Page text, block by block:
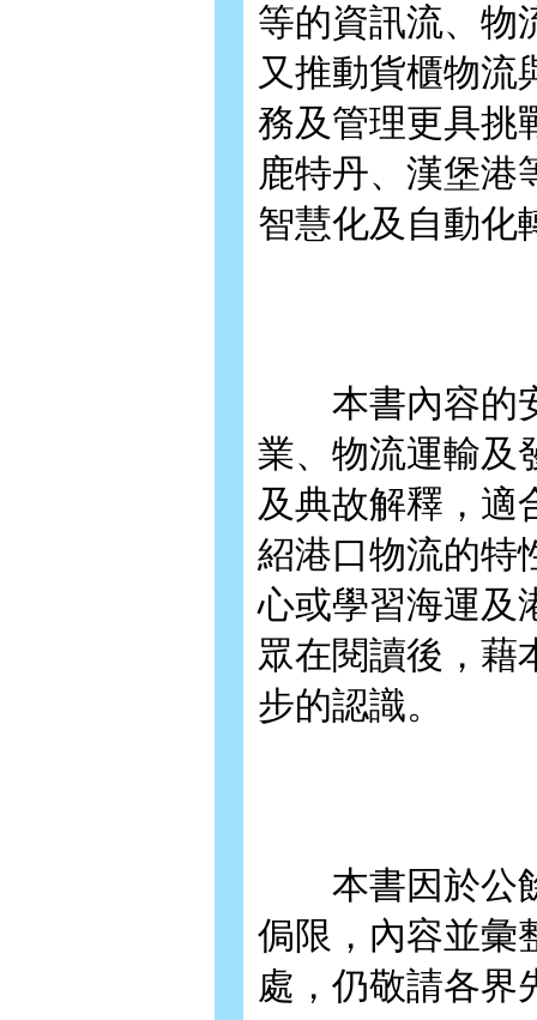
等的資訊流、物
又推動貨櫃物流
務及管理更具挑
鹿特丹、漢堡港
智慧化及自動化
本書內容的安
業、物流運輸及
及典故解釋，適
紹港口物流的特
心或學習海運及
眾在閱讀後，藉
步的認識。
本書因於公餘
侷限，內容並彙
處，仍敬請各界